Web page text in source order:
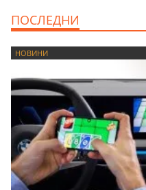
ПОСЛЕДНИ
НОВИНИ